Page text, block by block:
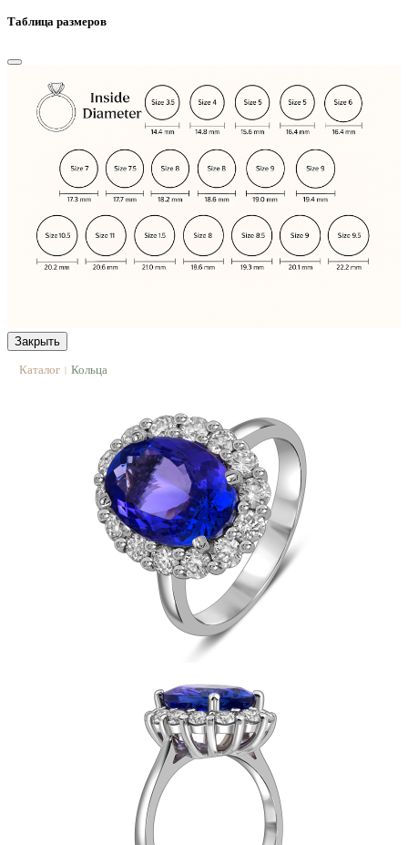
Таблица размеров
Закрыть
Каталог | Кольца